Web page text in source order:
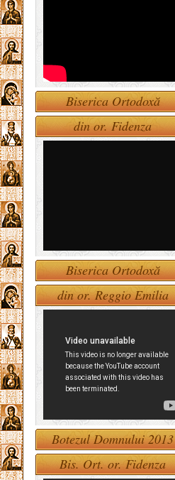
Biserica Ortodoxă
din or. Fidenza
Biserica Ortodoxă
din or. Reggio Emilia
Botezul Domnului 2013
Bis. Ort. or. Fidenza